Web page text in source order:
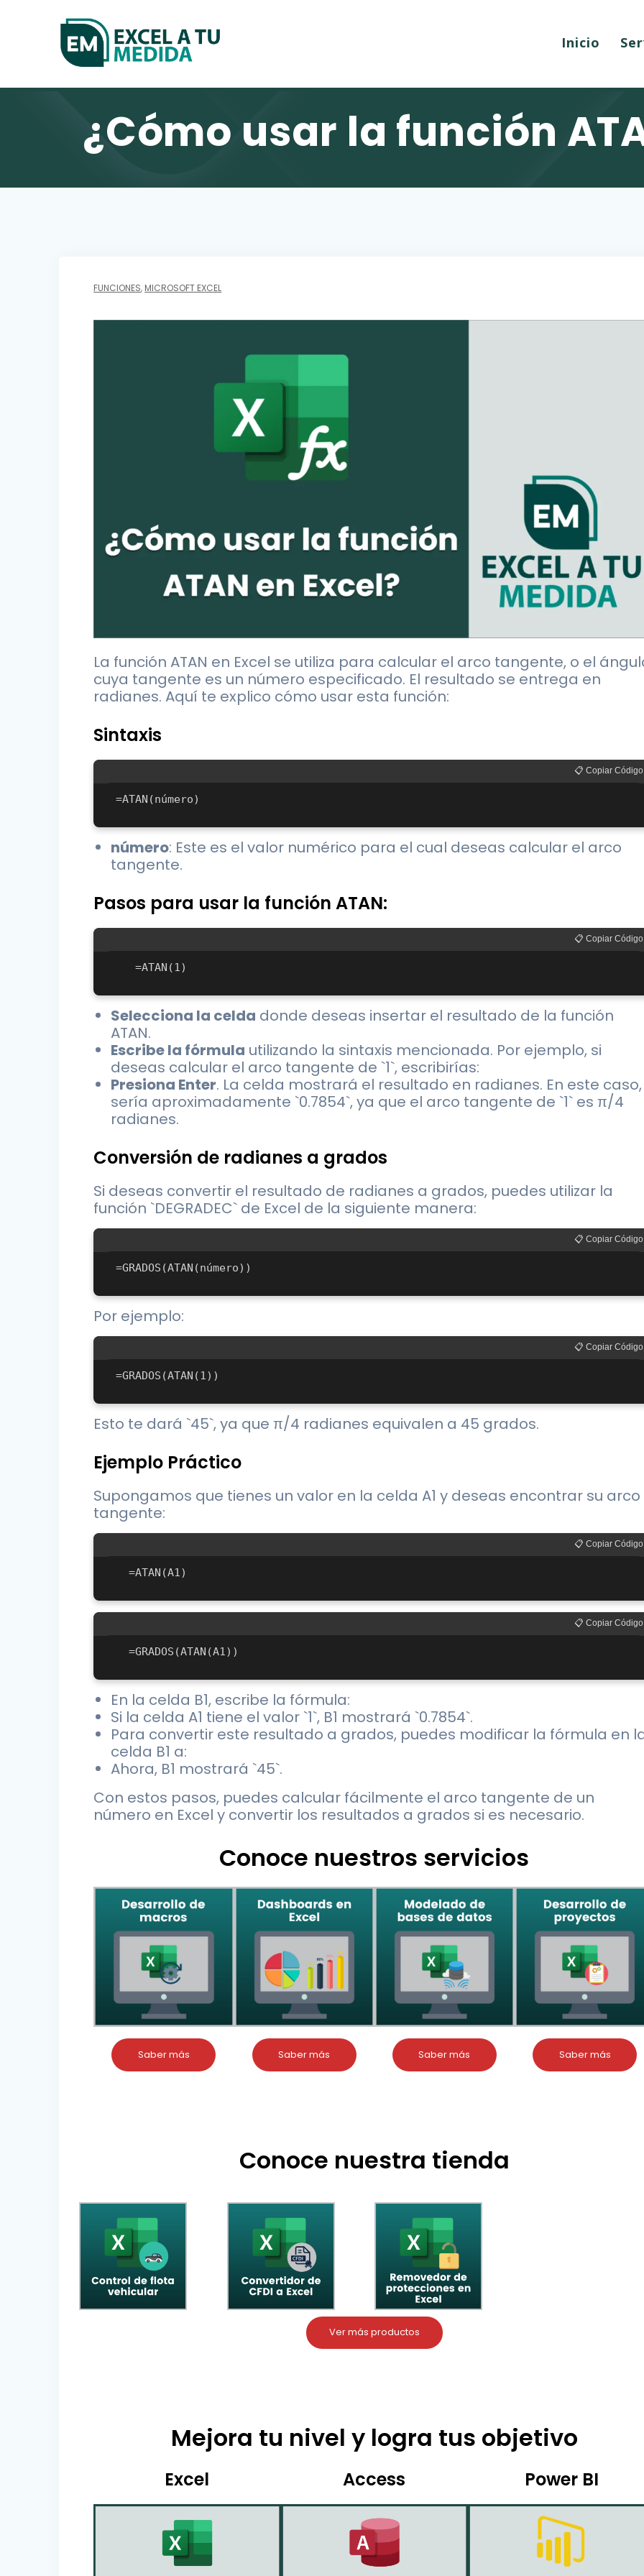
Inicio
¿Cómo usar la función
FUNCIONES, MICROSOFT EXCEL
La función ATAN en Excel se utiliza para calcular el arco tangente, o el
cuya tangente es un número especificado. El resultado se entrega en
radianes. Aquí te explico cómo usar esta función:
Sintaxis
📋 Copiar Código
número: Este es el valor numérico para el cual deseas calcular el arco
tangente.
Pasos para usar la función ATAN:
📋 Copiar Código
Selecciona la celda donde deseas insertar el resultado de la función
ATAN.
Escribe la fórmula utilizando la sintaxis mencionada. Por ejemplo, si
deseas calcular el arco tangente de `1`, escribirías:
Presiona Enter. La celda mostrará el resultado en radianes. En este caso,
sería aproximadamente `0.7854`, ya que el arco tangente de `1` es π/4
radianes.
Conversión de radianes a grados
Si deseas convertir el resultado de radianes a grados, puedes utilizar la
función `DEGRADEC` de Excel de la siguiente manera:
📋 Copiar Código
Por ejemplo:
📋 Copiar Código
Esto te dará `45`, ya que π/4 radianes equivalen a 45 grados.
Ejemplo Práctico
Supongamos que tienes un valor en la celda A1 y deseas encontrar su arco
tangente:
📋 Copiar Código
📋 Copiar Código
En la celda B1, escribe la fórmula:
Si la celda A1 tiene el valor `1`, B1 mostrará `0.7854`.
Para convertir este resultado a grados, puedes modificar la fórmula en
celda B1 a:
Ahora, B1 mostrará `45`.
Con estos pasos, puedes calcular fácilmente el arco tangente de un
número en Excel y convertir los resultados a grados si es necesario.
Conoce nuestros servicios
Saber más Saber más Saber más Saber más
Conoce nuestra tienda
Ver más productos
Mejora tu nivel y logra tus objetivo
Excel Access Power BI